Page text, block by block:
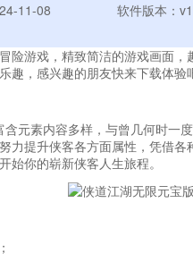
11-08 软件版本：
险游戏，精致简洁的游戏画面
趣，感兴趣的朋友快来下载体验
元素内容多样，与曾几何时一
力提升侠客各方面属性，凭借
始你的崭新侠客人生旅程。